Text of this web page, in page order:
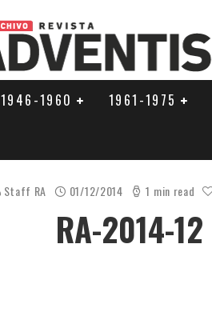
1946-1960 1961-1975
Staff RA 01/12/2014 1 min read
RA-2014-12